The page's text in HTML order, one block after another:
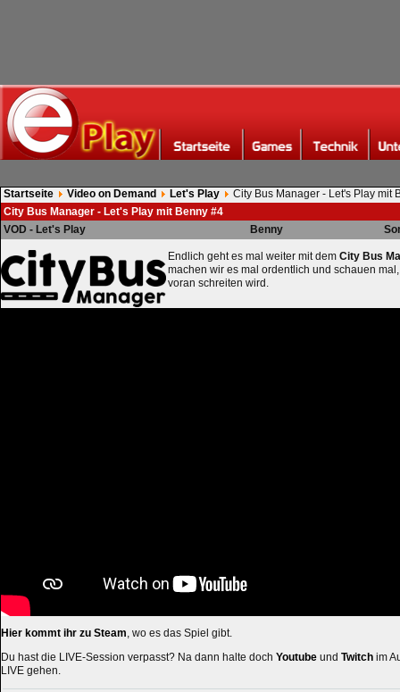
Startseite Video on Demand Let's Play
City Bus Manager - Let's Play mit
City Bus Manager - Let's Play mit Benny #4
VOD - Let's Play
Benny
Endlich geht es mal weiter mit dem City Bus
machen wir es mal ordentlich und schauen
voran schreiten wird.
Hier kommt ihr zu Steam , wo es das Spiel gibt.
Du hast die LIVE-Session verpasst? Na dann halte doch Youtube und Twitch im
LIVE gehen.